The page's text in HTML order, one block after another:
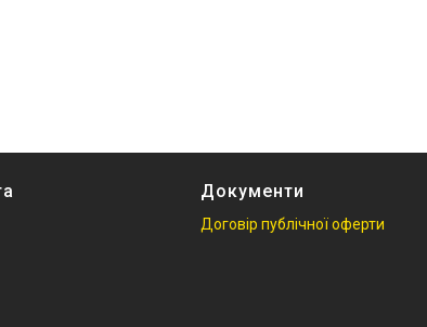
Документи
Договір публічної оферти